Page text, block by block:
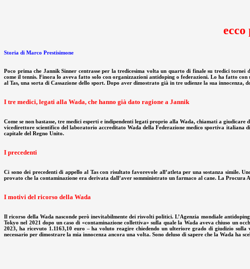
ecco
Storia di Marco Prestisimone
Poco prima che Jannik Sinner centrasse per la tredicesima volta un quarto di finale su tredici
come il tennis. Finora lo aveva fatto solo con organizzazioni antidoping o federazioni. Lo ha fatto
al Tas, una sorta di Cassazione dello sport. Dopo aver dimostrato già in tre udienze la sua
I tre medici, legati alla Wada, che hanno già dato ragione a Jannik
Come se non bastasse, tre medici esperti e indipendenti legati proprio alla Wada, chiamati a
vicedirettore scientifico del laboratorio accreditato Wada della Federazione medico sportiva italiana
capitale del Regno Unito.
I precedenti
Ci sono dei precedenti di appello al Tas con risultato favorevole all’atleta per una sostanza simile.
provato che la contaminazione era derivata dall’aver somministrato un farmaco al cane. La
I motivi del ricorso della Wada
Il ricorso della Wada nasconde però inevitabilmente dei risvolti politici. L’Agenzia mondiale
Tokyo nel 2021 dopo un caso di «contaminazione collettiva» sulla quale la Wada aveva chiuso un
2023, ha ricevuto 1.1163,10 euro – ha voluto reagire chiedendo un ulteriore grado di giudizio
necessario per dimostrare la mia innocenza ancora una volta. Sono deluso di sapere che la Wada